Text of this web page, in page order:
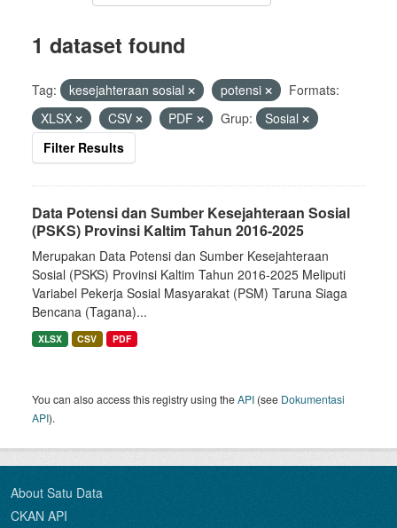
1 dataset found
Tag: kesejahteraan sosial potensi
Formats:
XLSX
CSV PDF Grup:
Sosial
Filter Results
Data Potensi dan Sumber Kesejahteraan Sosial
(PSKS) Provinsi Kaltim Tahun 2016-2025
Merupakan Data Potensi dan Sumber Kesejahteraan
Sosial (PSKS) Provinsi Kaltim Tahun 2016-2025 Meliputi
Variabel Pekerja Sosial Masyarakat (PSM) Taruna Siaga
Bencana (Tagana)...
XLSX CSV PDF
You can also access this registry using theAPI (see Dokumentasi
API).
About Satu Data
CKAN API